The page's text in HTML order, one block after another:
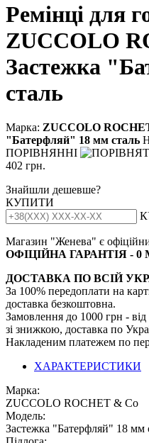
Ремінці для
ZUCCOLO
Застежка
сталь
Марка: ZUCCOLO
"Батерфляй" 18 мм сталь
ПОРІВНЯННІ
402 грн.
Знайшли дешевше?
КУПИТИ
Магазин "Женева" є
ОФІЦІЙНА ГАРАНТІЯ - 0
ДОСТАВКА ПО ВСІЙ
За 100% передоплати на
доставка безкоштовна.
Замовлення до 1000 грн -
зі знижкою, доставка по
Накладеним платежем по
ХАРАКТЕРИСТИКИ
Марка:
ZUCCOLO ROCHET & Cо
Модель:
Застежка "Батерфляй" 18 мм